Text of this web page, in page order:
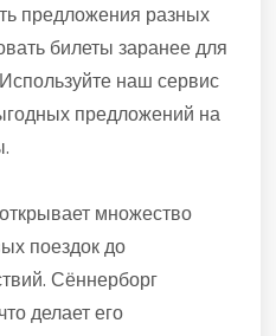
предложения разных
билеты заранее для
наш сервис
предложений на
множество
поездок до
Сённерборг
делает его